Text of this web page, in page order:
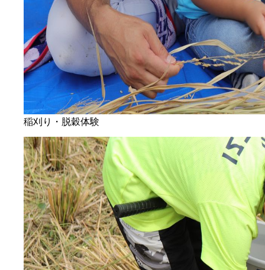
稲刈り・脱穀体験